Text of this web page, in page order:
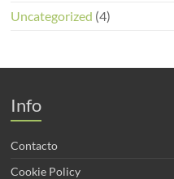
Uncategorized (4)
Info
Contacto
Cookie Policy